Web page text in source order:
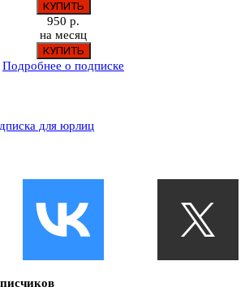
950 р.
на месяц
Подробнее о подписке
для юрлиц